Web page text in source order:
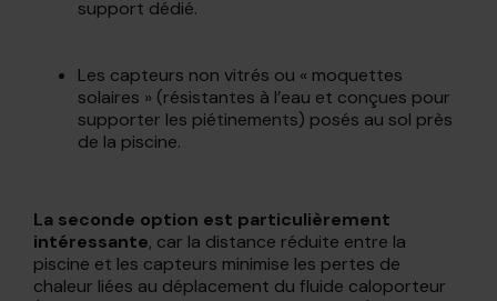
support dédié.
Les capteurs non vitrés ou « moquettes
solaires » (résistantes à l’eau et conçues pour
supporter les piétinements) posés au sol près
de la piscine.
La seconde option est particulièrement
intéressante, car la distance réduite entre la
piscine et les capteurs minimise les pertes de
chaleur liées au déplacement du fluide caloporteur